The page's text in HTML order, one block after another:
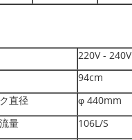
220V - 240V
94cm
直径
φ 440mm
量
106L/S